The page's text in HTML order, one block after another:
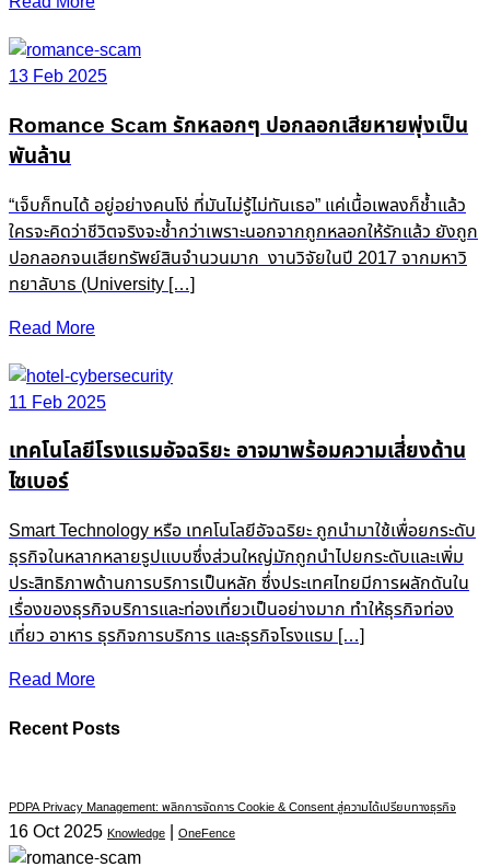
13 Feb 2025
Romance Scam รักหลอกๆ ปอกลอกเสียหายพุ่งเป็น
พันล้าน
“เจ็บก็ทนได้ อยู่อย่างคนโง่ ที่มันไม่รู้ไม่ทันเธอ” แค่เนื้อเพลงก็ช้ำแล้ว
ใครจะคิดว่าชีวิตจริงจะช้ำกว่าเพราะนอกจากถูกหลอกให้รักแล้ว ยังถูก
ปอกลอกจนเสียทรัพย์สินจำนวนมาก งานวิจัยในปี 2017 จากมหาวิ
ทยาลับาธ (University […]
Read More
11 Feb 2025
เทคโนโลยีโรงแรมอัจฉริยะ อาจมาพร้อมความเสี่ยงด้าน
ไซเบอร์
Smart Technology หรือ เทคโนโลยีอัจฉริยะ ถูกนำมาใช้เพื่อยกระดับ
ธุรกิจในหลากหลายรูปแบบซึ่งส่วนใหญ่มักถูกนำไปยกระดับและเพิ่ม
ประสิทธิภาพด้านการบริการเป็นหลัก ซึ่งประเทศไทยมีการผลักดันใน
เรื่องของธุรกิจบริการและท่องเที่ยวเป็นอย่างมาก ทำให้ธุรกิจท่อง
เที่ยว อาหาร ธุรกิจการบริการ และธุรกิจโรงแรม […]
Read More
Recent Posts
PDPA Privacy Management: พลิกการจัดการ Cookie & Consent สู่ความได้เปรียบทางธุรกิจ
16 Oct 2025 Knowledge | OneFence